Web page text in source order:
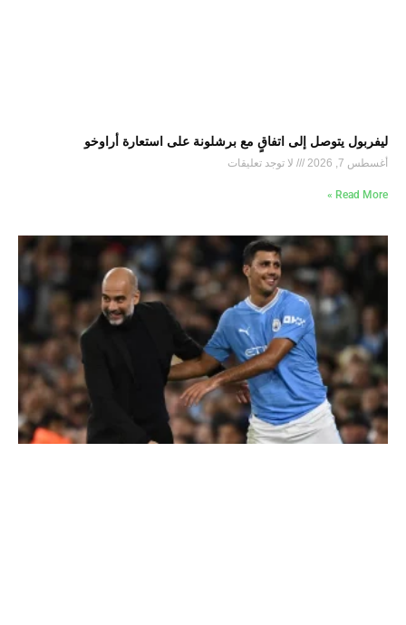
ليفربول يتوصل إلى اتفاقٍ مع برشلونة على استعارة أراوخو
أغسطس 7, 2026 لا توجد تعليقات
Read More »